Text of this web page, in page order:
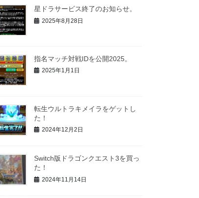
星ドラサービス終了のお知らせ。
2025年8月28日
指名マッチ対戦IDを公開2025。
2025年1月1日
転生ウルトラキメイラをゲットし
た！
2024年12月2日
Switch版ドラゴンクエスト3を買っ
た！
2024年11月14日